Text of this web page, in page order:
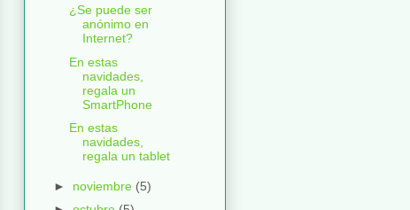
¿Se puede ser
anónimo en
Internet?
En estas
navidades,
regala un
SmartPhone
En estas
navidades,
regala un tablet
► noviembre (5)